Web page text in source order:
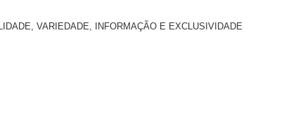
VARIEDADE, INFORMAÇÃO E EXCLUSIVIDADE